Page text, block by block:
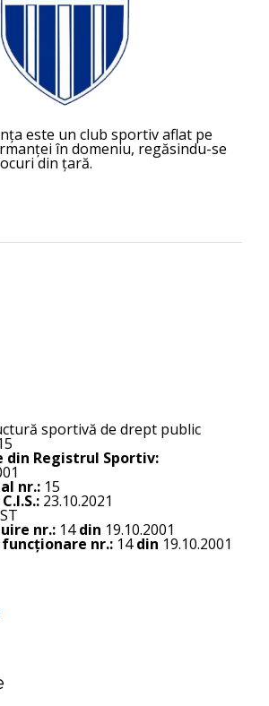
este un club sportiv aflat pe
în domeniu, regăsindu-se
din țară.
sportivă de drept public
din Registrul Sportiv:
nr.: 15
23.10.2021
nr.: 14din 19.10.2001
nr.: 14din 19.10.2001